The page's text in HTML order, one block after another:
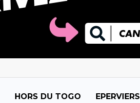
HORS DU TOGO EPERVIERS